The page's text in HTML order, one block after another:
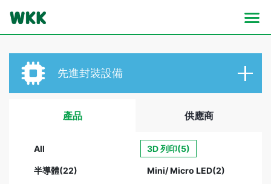
先進封裝設備
產品 供應商
All 3D 列印(5)
半導體(22) Mini/ Micro LED(2)